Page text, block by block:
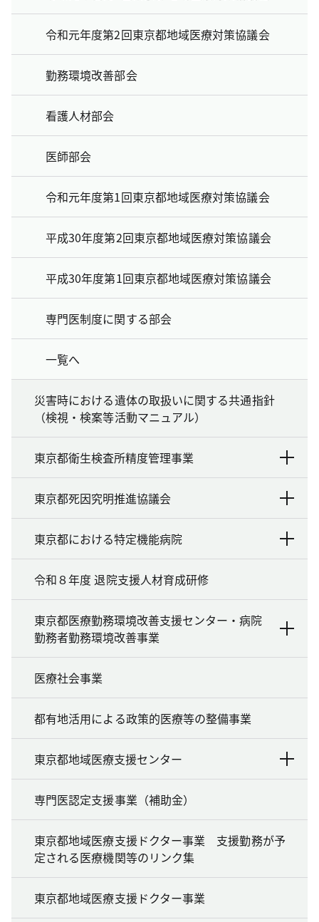
令和元年度第2回東京都地域医療対策協議会
勤務環境改善部会
看護人材部会
医師部会
令和元年度第1回東京都地域医療対策協議会
平成30年度第2回東京都地域医療対策協議会
平成30年度第1回東京都地域医療対策協議会
専門医制度に関する部会
一覧へ
災害時における遺体の取扱いに関する共通指針
（検視・検案等活動マニュアル）
東京都衛生検査所精度管理事業
東京都死因究明推進協議会
東京都における特定機能病院
令和８年度 退院支援人材育成研修
東京都医療勤務環境改善支援センター・病院
勤務者勤務環境改善事業
医療社会事業
都有地活用による政策的医療等の整備事業
東京都地域医療支援センター
専門医認定支援事業（補助金）
東京都地域医療支援ドクター事業 支援勤務が予
定される医療機関等のリンク集
東京都地域医療支援ドクター事業